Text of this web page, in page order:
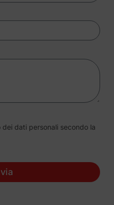
dati personali secondo la